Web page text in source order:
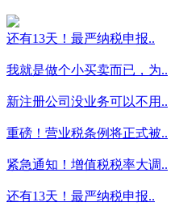
还有13天！最严纳税申报..
我就是做个小买卖而已，为..
新注册公司没业务可以不用..
重磅！营业税条例将正式被..
紧急通知！增值税税率大调..
还有13天！最严纳税申报..